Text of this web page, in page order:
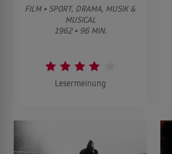
FILM • SPORT, DRAMA, MUSIK &
MUSICAL
1962 • 96 MIN.
Lesermeinung